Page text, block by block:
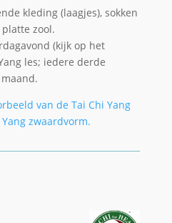
kleding (laagjes), sokken
zool.
(kijk op het
les; iedere derde
van de Tai Chi Yang
zwaardvorm.